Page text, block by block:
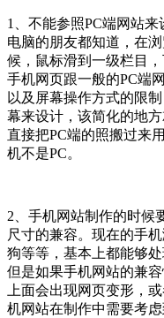
1、不能参照PC端网站
电脑的朋友都知道，在
候，鼠标滑到一级栏目
手机网页跟一般的PC端
以及屏幕操作方式的限
幕来设计，该简化的地
直接把PC端的照搬过来
机不是PC。
2、手机网站制作的时候
尺寸的兼容。现在的手
狗等等，基本上都能够
但是如果手机网站的兼
上面会出现网页变形，
机网站在制作中需要考